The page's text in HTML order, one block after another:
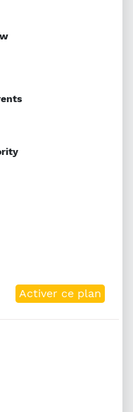
Activer ce plan